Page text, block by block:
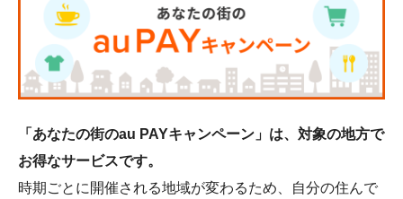
「あなたの街のau PAYキャンペーン」は、対象の地方で
お得なサービスです。
時期ごとに開催される地域が変わるため、自分の住んで